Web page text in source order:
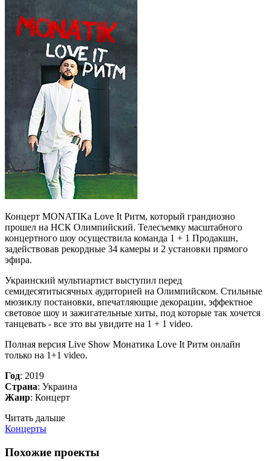
Концерт MONATIKа Love It Ритм, который грандиозно
прошел на НСК Олимпийский. Телесъемку масштабного
концертного шоу осуществила команда 1 + 1 Продакшн,
задействовав рекордные 34 камеры и 2 установки прямого
эфира.
Украинский мультиартист выступил перед
семидесятитысячных аудиторией на Олимпийском. Стильные
мюзиклу постановки, впечатляющие декорации, эффектное
световое шоу и зажигательные хиты, под которые так хочется
танцевать - все это вы увидите на 1 + 1 video.
Полная версия Live Show Монатика Love It Ритм онлайн
только на 1+1 video.
Год: 2019
Страна: Украина
Жанр: Концерт
Читать дальше
Концерты
Похожие проекты